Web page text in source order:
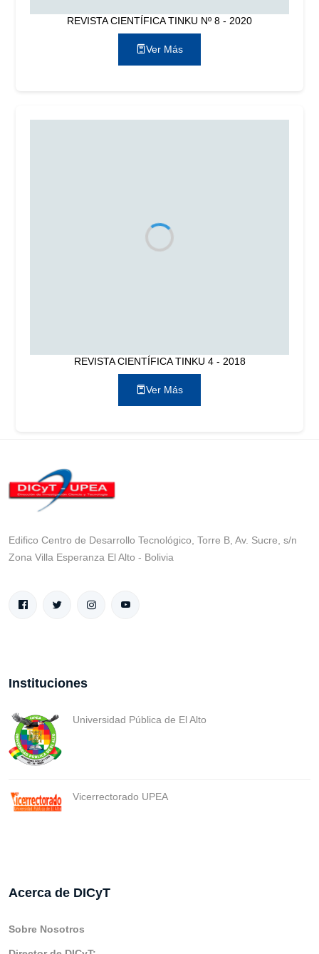
REVISTA CIENTÍFICA TINKU Nº 8 - 2020
Ver Más
REVISTA CIENTÍFICA TINKU 4 - 2018
Ver Más
Edifico Centro de Desarrollo Tecnológico, Torre B, Av. Sucre, s/n
Zona Villa Esperanza El Alto - Bolivia
Instituciones
Universidad Pública de El Alto
Vicerrectorado UPEA
Acerca de DICyT
Sobre Nosotros